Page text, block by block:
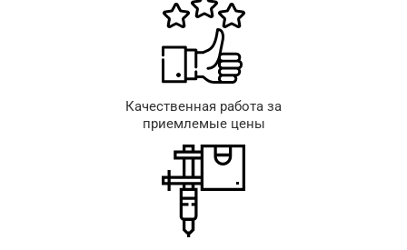
Качественная работа за
приемлемые цены